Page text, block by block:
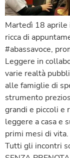
Martedì 18 aprile
ricca di
#abassavoce,
Leggere in
varie realtà
alle famiglie di
strumento
grandi e piccoli e
leggere a casa e
primi mesi di vita.
Tutti gli incontri